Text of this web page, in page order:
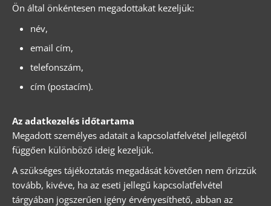
Ön által önkéntesen megadottakat kezeljük:
név,
email cím,
telefonszám,
cím (postacím).
Az adatkezelés időtartama
Megadott személyes adatait a kapcsolatfelvétel jellegétől
függően különböző ideig kezeljük.
A szükséges tájékoztatás megadását követően nem őrizzük
tovább, kivéve, ha az eseti jellegű kapcsolatfelvétel
tárgyában jogszerűen igény érvényesíthető, abban az